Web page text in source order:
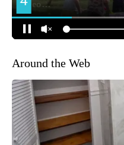
Around the Web